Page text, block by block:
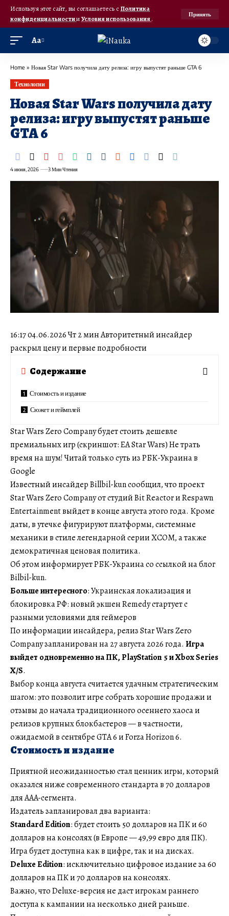
Используя этот сайт, вы соглашаетесь с Политика
конфиденциальностииУсловия использования.
Принять
Аа
Home » Новая Star Wars получила дату релиза: игру выпустят раньше GTA 6
Технологии
Новая Star Wars получила дату
релиза: игру выпустят раньше
GTA 6
4 июня, 2026 3 Мин Чтения
16:17 04.06.2026 Чт 2 мин Авторитетный инсайдер
раскрыл цену и первые подробности
Содержание
Стоимость и издание
Сюжет и геймплей
Star Wars Zero Company будет стоить дешевле
премиальных игр (скриншот: EA Star Wars) Не трать
время на шум! Читай только суть из РБК-Украина в
Google
Известный инсайдер Billbil-kun сообщил, что проект
Star Wars Zero Company от студий Bit Reactor и Respawn
Entertainment выйдет в конце августа этого года. Кроме
даты, в утечке фигурируют платформы, системные
механики в стиле легендарной серии XCOM, а также
демократичная ценовая политика.
Об этом информирует РБК-Украина со ссылкой на блог
Bilbil-kun.
Больше интересного: Украинская локализация и
блокировка РФ: новый экшен Remedy стартует с
разными условиями для геймеров
По информации инсайдера, релиз Star Wars Zero
Company запланирован на 27 августа 2026 года. Игра
выйдет одновременно на ПК, PlayStation 5 и Xbox Series
X/S.
Выбор конца августа считается удачным стратегическим
шагом: это позволит игре собрать хорошие продажи и
отзывы до начала традиционного осеннего хаоса и
релизов крупных блокбастеров — в частности,
ожидаемой в сентябре GTA 6 и Forza Horizon 6.
Стоимость и издание
Приятной неожиданностью стал ценник игры, который
оказался ниже современного стандарта в 70 долларов
для AAA-сегмента.
Издатель запланировал два варианта:
Standard Edition: будет стоить 50 долларов на ПК и 60
долларов на консолях (в Европе — 49,99 евро для ПК).
Игра будет доступна как в цифре, так и на дисках.
Deluxe Edition: исключительно цифровое издание за 60
долларов на ПК и 70 долларов на консолях.
Важно, что Deluxe-версия не даст игрокам раннего
доступа к кампании на несколько дней раньше.